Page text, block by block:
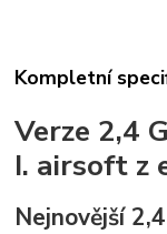
Kompletní
Verze 2,4
I. airsoft z
Nejnovější